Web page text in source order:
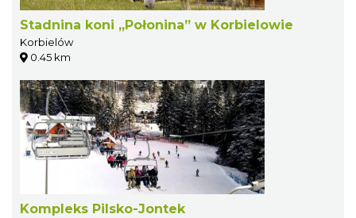
Stadnina koni „Połonina” w Korbielowie
Korbielów
0.45 km
Kompleks Pilsko-Jontek